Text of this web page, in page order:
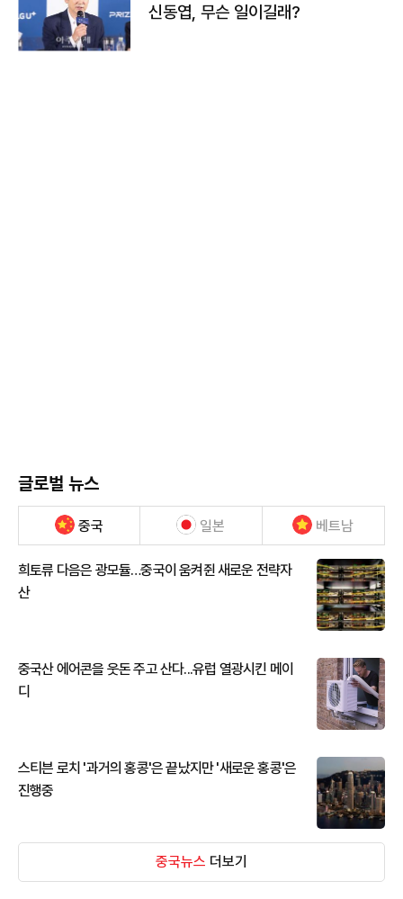
신동엽, 무슨 일이길래?
글로벌 뉴스
중국 일본 베트남
희토류 다음은 광모듈…중국이 움켜쥔 새로운 전략자
산
중국산 에어콘을 웃돈 주고 산다...유럽 열광시킨 메이
디
스티븐 로치 '과거의 홍콩'은 끝났지만 '새로운 홍콩'은
진행중
중국뉴스 더보기